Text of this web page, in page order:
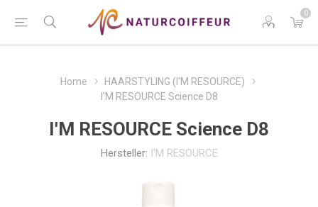
0
Home
HAARSTYLING (I'M RESOURCE)
I'M RESOURCE Science D8
I'M RESOURCE Science D8
Hersteller: I'M RESOURCE